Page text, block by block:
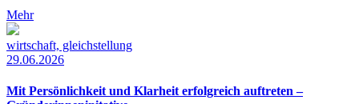
Mehr
wirtschaft, gleichstellung
29.06.2026
Mit Persönlichkeit und Klarheit erfolgreich auftreten –